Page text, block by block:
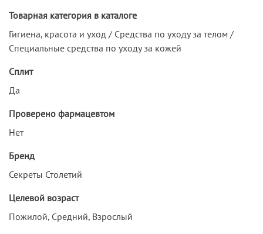
Товарная категория в каталоге
Гигиена, красота и уход / Средства по уходу за телом /
Специальные средства по уходу за кожей
Сплит
Да
Проверено фармацевтом
Нет
Бренд
Секреты Столетий
Целевой возраст
Пожилой, Средний, Взрослый